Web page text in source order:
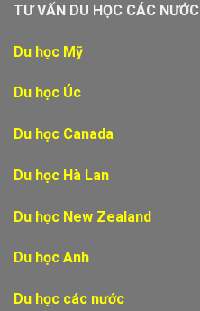
TƯ VẤN DU HỌC CÁC NƯỚC
Du học Mỹ
Du học Úc
Du học Canada
Du học Hà Lan
Du học New Zealand
Du học Anh
Du học các nước